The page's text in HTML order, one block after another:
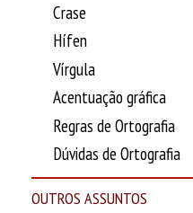
Crase
Hífen
Vírgula
Acentuação gráfica
Regras de Ortografia
Dúvidas de Ortografia
OUTROS ASSUNTOS